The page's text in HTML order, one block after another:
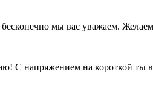
мы вас уважаем.
С напряжением на короткой ты